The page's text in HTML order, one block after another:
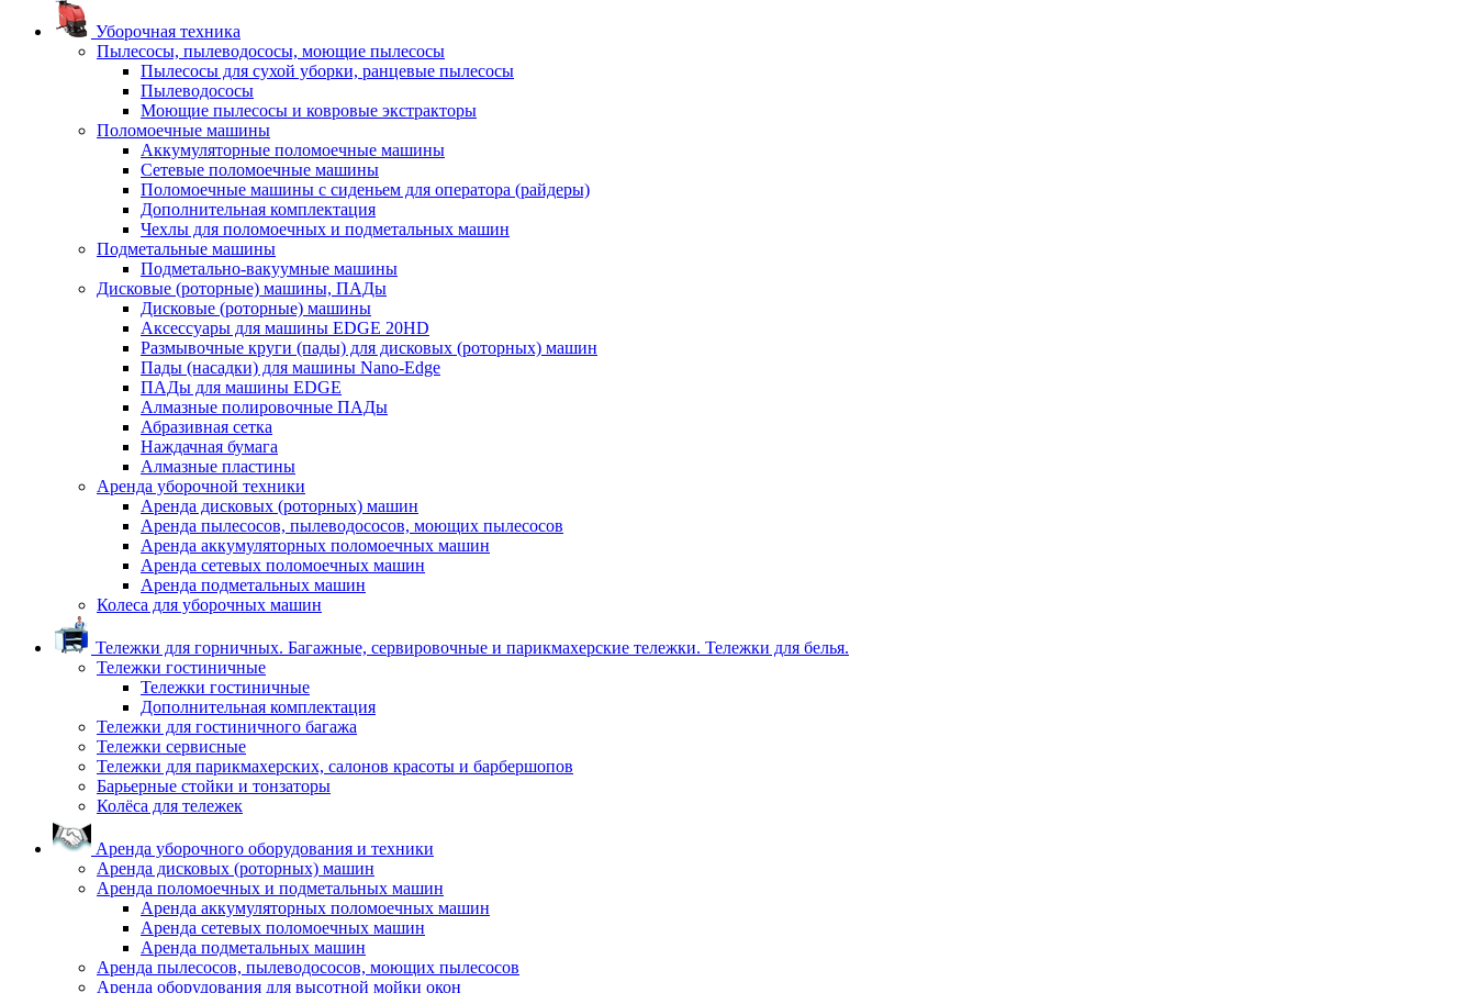
Уборочная техника
Пылесосы, пылеводососы, моющие пылесосы
Пылесосы для сухой уборки, ранцевые пылесосы
Пылеводососы
Моющие пылесосы и ковровые экстракторы
Поломоечные машины
Аккумуляторные поломоечные машины
Сетевые поломоечные машины
Поломоечные машины с сиденьем для оператора (райдеры)
Дополнительная комплектация
Чехлы для поломоечных и подметальных машин
Подметальные машины
Подметально-вакуумные машины
Дисковые (роторные) машины, ПАДы
Дисковые (роторные) машины
Аксессуары для машины EDGE 20HD
Размывочные круги (пады) для дисковых (роторных) машин
Пады (насадки) для машины Nano-Edge
ПАДы для машины EDGE
Алмазные полировочные ПАДы
Абразивная сетка
Наждачная бумага
Алмазные пластины
Аренда уборочной техники
Аренда дисковых (роторных) машин
Аренда пылесосов, пылеводососов, моющих пылесосов
Аренда аккумуляторных поломоечных машин
Аренда сетевых поломоечных машин
Аренда подметальных машин
Колеса для уборочных машин
Тележки для горничных. Багажные, сервировочные и парикмахерские тележки. Тележки для белья.
Тележки гостиничные
Тележки гостиничные
Дополнительная комплектация
Тележки для гостиничного багажа
Тележки сервисные
Тележки для парикмахерских, салонов красоты и барбершопов
Барьерные стойки и тонзаторы
Колёса для тележек
Аренда уборочного оборудования и техники
Аренда дисковых (роторных) машин
Аренда поломоечных и подметальных машин
Аренда аккумуляторных поломоечных машин
Аренда сетевых поломоечных машин
Аренда подметальных машин
Аренда пылесосов, пылеводососов, моющих пылесосов
Аренда оборудования для высотной мойки окон